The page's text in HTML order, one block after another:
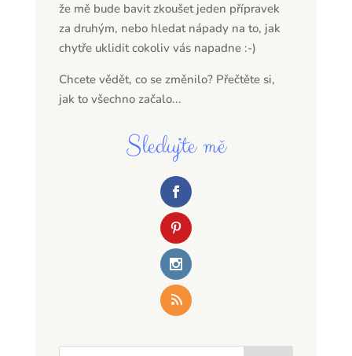
že mě bude bavit zkoušet jeden přípravek
za druhým, nebo hledat nápady na to, jak
chytře uklidit cokoliv vás napadne :-)
Chcete vědět, co se změnilo? Přečtěte si,
jak to všechno začalo...
Sledujte mě